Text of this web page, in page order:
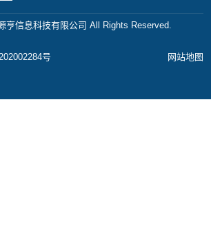
亨信息科技有限公司 All Rights Reserved.
网站地图
号